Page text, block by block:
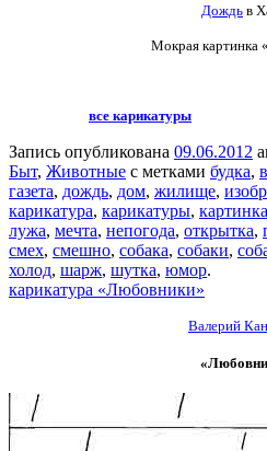
Дождь в
Мокрая картинка
все карикатуры
Запись опубликована 09.06.2012
Быт, Животные с метками будка,
газета, дождь, дом, жилище,
карикатура, карикатуры, картинка
лужа, мечта, непогода, открытка,
смех, смешно, собака, собаки,
холод, шарж, шутка, юмор.
карикатура «Любовники»
Валерий